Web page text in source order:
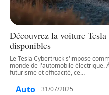
Découvrez la voiture
disponibles
Le Tesla Cybertruck s'impose
monde de l'automobile électrique.
futurisme et efficacité, ce…
Auto 31/07/2025